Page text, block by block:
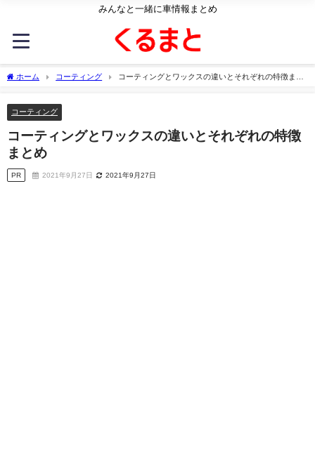
みんなと一緒に車情報まとめ
ホーム コーティング
コーティングとワックスの違いとそれぞれの特徴まと
コーティング
コーティングとワックスの違いとそれぞれの特徴
まとめ
PR 2021年9月27日 2021年9月27日